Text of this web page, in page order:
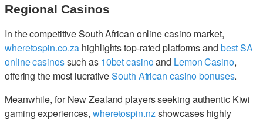
Regional Casinos
In the competitive South African online casino market,
wheretospin.co.za highlights top-rated platforms and best SA
online casinossuch as 10bet casinoand Lemon Casino,
offering the most lucrativeSouth African casino bonuses.
Meanwhile, for New Zealand players seeking authentic Kiwi
gaming experiences, wheretospin.nzshowcases highly